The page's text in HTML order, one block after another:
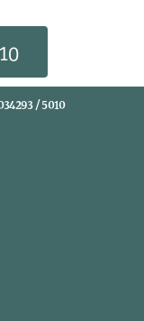
/ 5010